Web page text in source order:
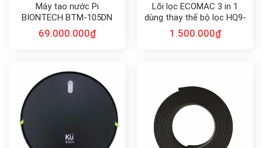
Máy tạo nước Pi
BIONTECH BTM-105DN
69.000.000₫
Lõi lọc ECOMAC 3 in 1
dùng thay thế bộ lọc HQ9-
1E:ECOMAC
1.500.000₫